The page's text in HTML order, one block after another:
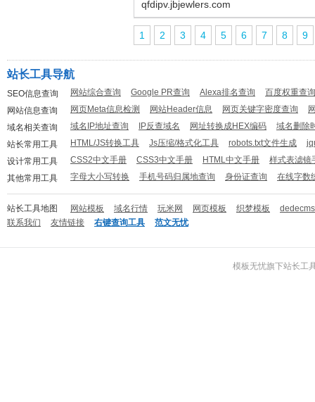
qfdipv.jbjewlers.com
1 2 3 4 5 6 7 8 9
站长工具导航
SEO信息查询 网站综合查询 Google PR查询 Alexa排名查询
百度权重查询
网站信息查询
网页Meta信息检测 网站Header信息 网页关键字密度查询
域名相关查询
域名IP地址查询 IP反查域名 网址转换成HEX编码
域名删除
站长常用工具
HTML/JS转换工具 Js压缩/格式化工具 robots.txt文件生成
设计常用工具
CSS2中文手册 CSS3中文手册 HTML中文手册
样式表滤镜
其他常用工具
字母大小写转换 手机号码归属地查询 身份证查询 在线字数
站长工具地图 网站模板 域名行情 玩米网 网页模板 织梦模板
联系我们
友情链接 右键查询工具 范文无忧
模板无忧旗下站长工